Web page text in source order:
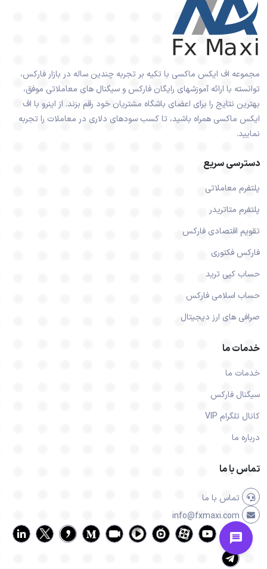
مجموعه اف ایکس ماکسی با تکیه بر تجربه چندین ساله در بازار فارکس،
توانسته با ارائه آموزشهای رایگان فارکس و سیگنال های معاملاتی موفق،
بهترین نتایج را برای اعضای باشگاه مشتریان خود رقم بزند. از اینرو با اف
ایکس ماکسی همراه باشید، تا کسب سودهای دلاری در معاملات را تجربه
نمایید.
دسترسی سریع
پلتفرم معاملاتی
پلتفرم متاتریدر
تقویم اقتصادی فارکس
فارکس فکتوری
حساب کپی ترید
حساب اسلامی فارکس
صرافی های ارز دیجیتال
خدمات ما
خدمات ما
سیگنال فارکس
کانال تلگرام VIP
درباره ما
تماس با ما
تماس با ما